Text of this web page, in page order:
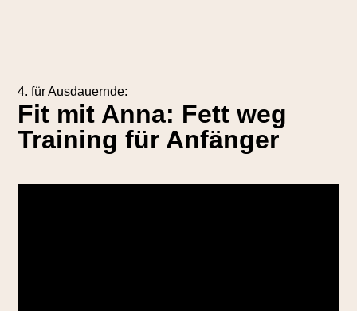
4. für Ausdauernde:
Fit mit Anna: Fett weg
Training für Anfänger